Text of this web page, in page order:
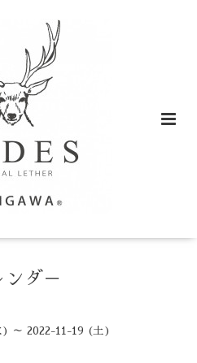
ンダ－
) ～ 2022-11-19 (土)